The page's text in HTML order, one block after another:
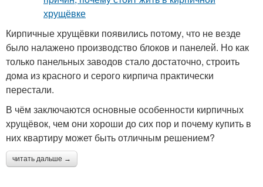
Кирпичные хрущёвки появились потому, что не везде
было налажено производство блоков и панелей. Но как
только панельных заводов стало достаточно, строить
дома из красного и серого кирпича практически
перестали.
В чём заключаются основные особенности кирпичных
хрущёвок, чем они хороши до сих пор и почему купить в
них квартиру может быть отличным решением?
читать дальше →